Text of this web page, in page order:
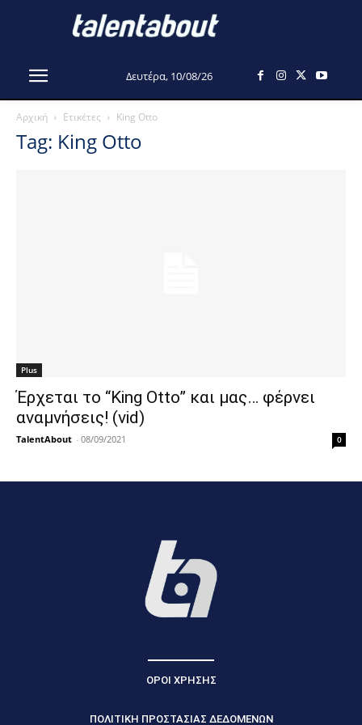
Δευτέρα, 10/08/26
Αρχική Ετικέτες King Otto
Tag: King Otto
Plus
Έρχεται το “King Otto” και μας… φέρνει
αναμνήσεις! (vid)
TalentAbout - 08/09/2021 0
ΟΡΟΙ ΧΡΗΣΗΣ
ΠΟΛΙΤΙΚΗ ΠΡΟΣΤΑΣΙΑΣ ΔΕΔΟΜΕΝΩΝ